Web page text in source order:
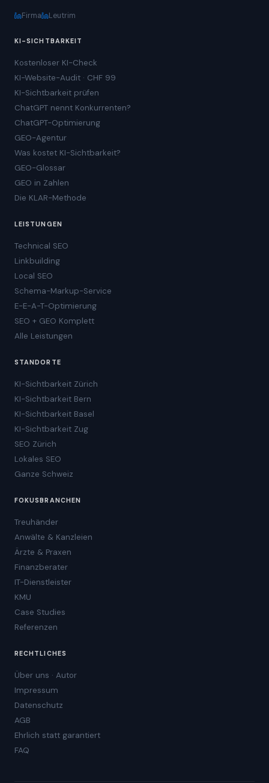
Firma Leutrim
KI-SICHTBARKEIT
Kostenloser KI-Check
KI-Website-Audit · CHF 99
KI-Sichtbarkeit prüfen
ChatGPT nennt Konkurrenten?
ChatGPT-Optimierung
GEO-Agentur
Was kostet KI-Sichtbarkeit?
GEO-Glossar
GEO in Zahlen
Die KLAR-Methode
LEISTUNGEN
Technical SEO
Linkbuilding
Local SEO
Schema-Markup-Service
E-E-A-T-Optimierung
SEO + GEO Komplett
Alle Leistungen
STANDORTE
KI-Sichtbarkeit Zürich
KI-Sichtbarkeit Bern
KI-Sichtbarkeit Basel
KI-Sichtbarkeit Zug
SEO Zürich
Lokales SEO
Ganze Schweiz
FOKUSBRANCHEN
Treuhänder
Anwälte & Kanzleien
Ärzte & Praxen
Finanzberater
IT-Dienstleister
KMU
Case Studies
Referenzen
RECHTLICHES
Über uns · Autor
Impressum
Datenschutz
AGB
Ehrlich statt garantiert
FAQ